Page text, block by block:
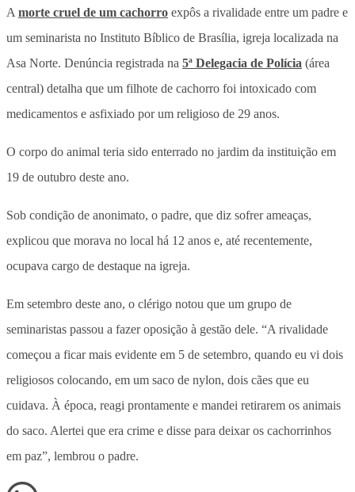
A morte cruel de um cachorro expôs a rivalidade entre um padre e
um seminarista no Instituto Bíblico de Brasília, igreja localizada na
Asa Norte. Denúncia registrada na 5ª Delegacia de Polícia (área
central) detalha que um filhote de cachorro foi intoxicado com
medicamentos e asfixiado por um religioso de 29 anos.
O corpo do animal teria sido enterrado no jardim da instituição em
19 de outubro deste ano.
Sob condição de anonimato, o padre, que diz sofrer ameaças,
explicou que morava no local há 12 anos e, até recentemente,
ocupava cargo de destaque na igreja.
Em setembro deste ano, o clérigo notou que um grupo de
seminaristas passou a fazer oposição à gestão dele. “A rivalidade
começou a ficar mais evidente em 5 de setembro, quando eu vi dois
religiosos colocando, em um saco de nylon, dois cães que eu
cuidava. À época, reagi prontamente e mandei retirarem os animais
do saco. Alertei que era crime e disse para deixar os cachorrinhos
em paz”, lembrou o padre.